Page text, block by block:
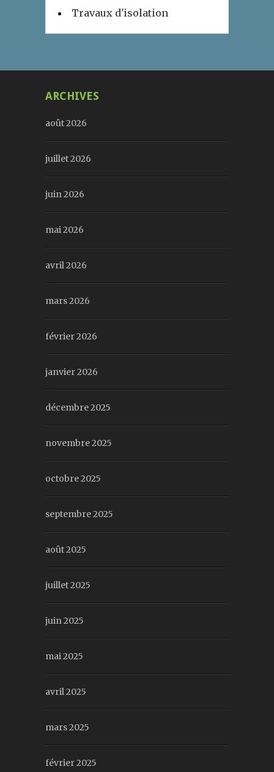
Travaux d'isolation
ARCHIVES
août 2026
juillet 2026
juin 2026
mai 2026
avril 2026
mars 2026
février 2026
janvier 2026
décembre 2025
novembre 2025
octobre 2025
septembre 2025
août 2025
juillet 2025
juin 2025
mai 2025
avril 2025
mars 2025
février 2025